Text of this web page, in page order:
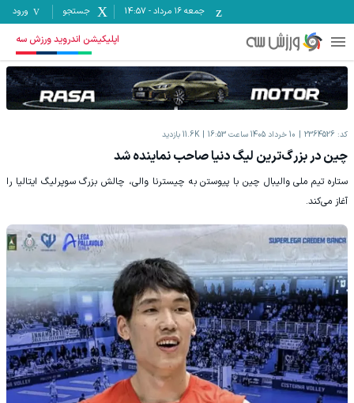
جمعه ۱۶ مرداد -
14:57 جستجو ورود
اپلیکیشن اندروید ورزش سه
کد: 2364526 10 خرداد 1405 ساعت 16:53 11.6K بازدید
چین در بزرگ‌ترین لیگ دنیا صاحب نماینده شد
ستاره تیم ملی والیبال چین با پیوستن به چیسترنا والی، چالش بزرگ سوپرلیگ ایتالیا را
آغاز می‌کند.